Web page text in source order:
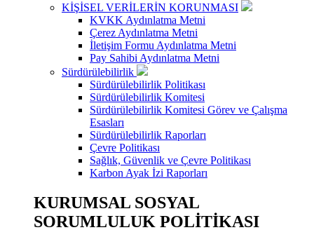
KİŞİSEL VERİLERİN KORUNMASI
KVKK Aydınlatma Metni
Çerez Aydınlatma Metni
İletişim Formu Aydınlatma Metni
Pay Sahibi Aydınlatma Metni
Sürdürülebilirlik
Sürdürülebilirlik Politikası
Sürdürülebilirlik Komitesi
Sürdürülebilirlik Komitesi Görev ve Çalışma
Esasları
Sürdürülebilirlik Raporları
Çevre Politikası
Sağlık, Güvenlik ve Çevre Politikası
Karbon Ayak İzi Raporları
KURUMSAL SOSYAL
SORUMLULUK POLİTİKASI